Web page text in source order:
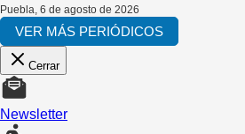
Puebla 6 de agosto de 2026
VER MÁS PERIÓDICOS
Cerrar
Newsletter